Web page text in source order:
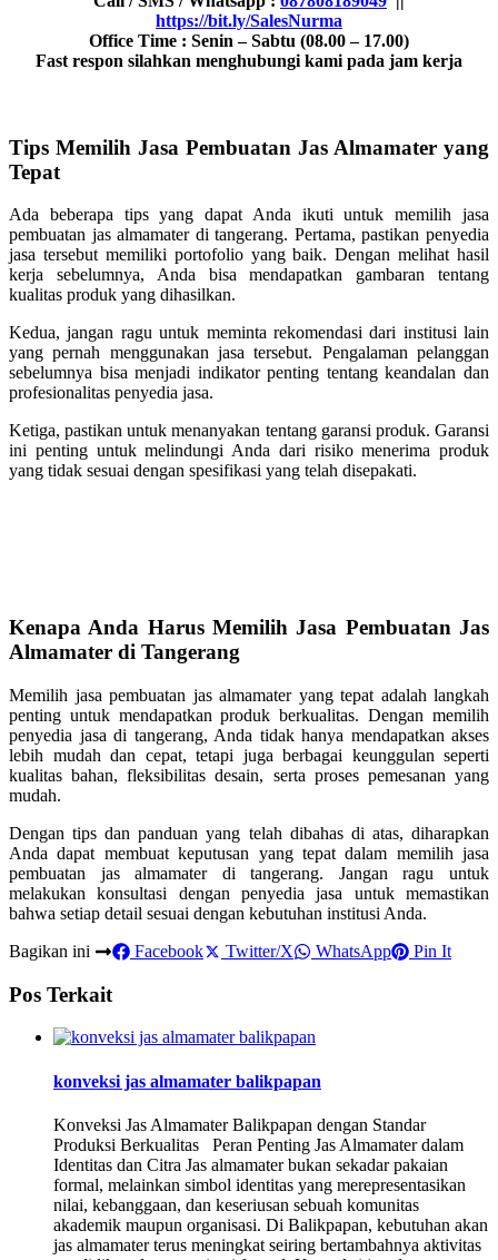
https://bit.ly/SalesNurma
Office Time : Senin – Sabtu (08.00 – 17.00)
Fast respon silahkan menghubungi kami pada jam kerja
Tips Memilih Jasa Pembuatan Jas Almamater yang
Tepat
Ada beberapa tips yang dapat Anda ikuti untuk memilih jasa
pembuatan jas almamater di tangerang. Pertama, pastikan penyedia
jasa tersebut memiliki portofolio yang baik. Dengan melihat hasil
kerja sebelumnya, Anda bisa mendapatkan gambaran tentang
kualitas produk yang dihasilkan.
Kedua, jangan ragu untuk meminta rekomendasi dari institusi lain
yang pernah menggunakan jasa tersebut. Pengalaman pelanggan
sebelumnya bisa menjadi indikator penting tentang keandalan dan
profesionalitas penyedia jasa.
Ketiga, pastikan untuk menanyakan tentang garansi produk. Garansi
ini penting untuk melindungi Anda dari risiko menerima produk
yang tidak sesuai dengan spesifikasi yang telah disepakati.
Kenapa Anda Harus Memilih Jasa Pembuatan Jas
Almamater di Tangerang
Memilih jasa pembuatan jas almamater yang tepat adalah langkah
penting untuk mendapatkan produk berkualitas. Dengan memilih
penyedia jasa di tangerang, Anda tidak hanya mendapatkan akses
lebih mudah dan cepat, tetapi juga berbagai keunggulan seperti
kualitas bahan, fleksibilitas desain, serta proses pemesanan yang
mudah.
Dengan tips dan panduan yang telah dibahas di atas, diharapkan
Anda dapat membuat keputusan yang tepat dalam memilih jasa
pembuatan jas almamater di tangerang. Jangan ragu untuk
melakukan konsultasi dengan penyedia jasa untuk memastikan
bahwa setiap detail sesuai dengan kebutuhan institusi Anda.
Bagikan ini
Facebook Twitter/X WhatsApp Pin It
Pos Terkait
konveksi jas almamater balikpapan
Konveksi Jas Almamater Balikpapan dengan Standar
Produksi Berkualitas Peran Penting Jas Almamater dalam
Identitas dan Citra Jas almamater bukan sekadar pakaian
formal, melainkan simbol identitas yang merepresentasikan
nilai, kebanggaan, dan keseriusan sebuah komunitas
akademik maupun organisasi. Di Balikpapan, kebutuhan akan
jas almamater terus meningkat seiring bertambahnya aktivitas